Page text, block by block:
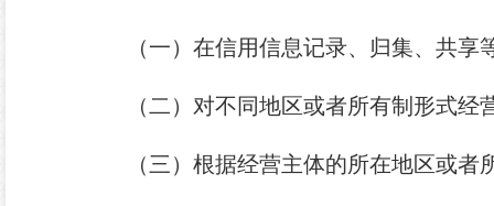
（一）在信用信息记录、归集、共
（二）对不同地区或者所有制形式
（三）根据经营主体的所在地区或